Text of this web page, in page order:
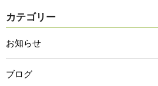
カテゴリー
お知らせ
ブログ